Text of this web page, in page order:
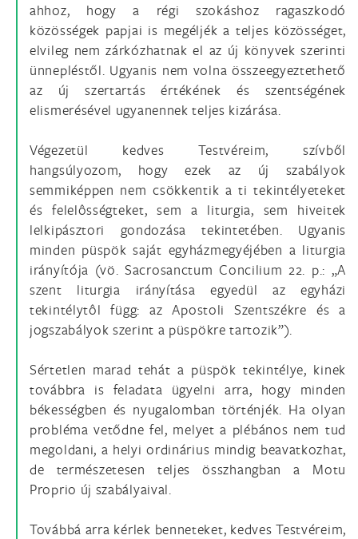
ahhoz, hogy a régi szokáshoz ragaszkodó
közösségek papjai is megéljék a teljes közösséget,
elvileg nem zárkózhatnak el az új könyvek szerinti
ünnepléstől. Ugyanis nem volna összeegyeztethető
az új szertartás értékének és szentségének
elismerésével ugyanennek teljes kizárása.
Végezetül kedves Testvéreim, szívből
hangsúlyozom, hogy ezek az új szabályok
semmiképpen nem csökkentik a ti tekintélyeteket
és felelôsségteket, sem a liturgia, sem hiveitek
lelkipásztori gondozása tekintetében. Ugyanis
minden püspök saját egyházmegyéjében a liturgia
irányítója (vö. Sacrosanctum Concilium 22. p.: „A
szent liturgia irányítása egyedül az egyházi
tekintélytôl függ: az Apostoli Szentszékre és a
jogszabályok szerint a püspökre tartozik”).
Sértetlen marad tehát a püspök tekintélye, kinek
továbbra is feladata ügyelni arra, hogy minden
békességben és nyugalomban történjék. Ha olyan
probléma vetődne fel, melyet a plébános nem tud
megoldani, a helyi ordinárius mindig beavatkozhat,
de természetesen teljes összhangban a Motu
Proprio új szabályaival.
Továbbá arra kérlek benneteket, kedves Testvéreim,